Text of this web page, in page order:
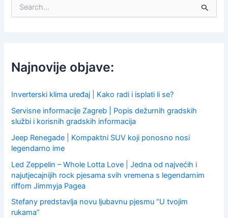
f
o
:
Najnovije objave:
Inverterski klima uređaj | Kako radi i isplati li se?
Servisne informacije Zagreb | Popis dežurnih gradskih
službi i korisnih gradskih informacija
Jeep Renegade | Kompaktni SUV koji ponosno nosi
legendarno ime
Led Zeppelin – Whole Lotta Love | Jedna od najvećih i
najutjecajnijih rock pjesama svih vremena s legendarnim
riffom Jimmyja Pagea
Stefany predstavlja novu ljubavnu pjesmu “U tvojim
rukama”